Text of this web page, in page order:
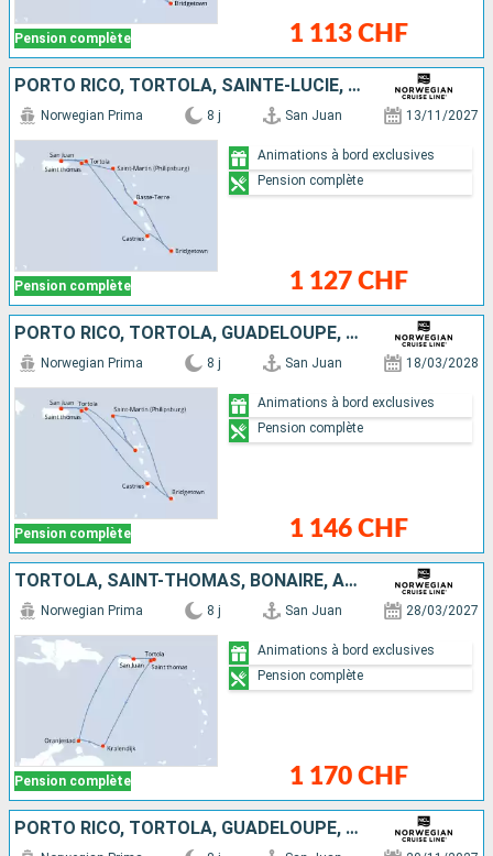
Pension complète 1 113 CHF
PORTO RICO, TORTOLA, SAINTE-LUCIE, BARBADE, GUADELOUPE, SAINT-MARTIN, SAINT-THOMAS
Pension complète
Norwegian Prima 8 j San Juan 13/11/2027
1 127 CHF
Animations à bord exclusives
Pension complète
PORTO RICO, TORTOLA, GUADELOUPE, SAINT-MARTIN, BARBADE, SAINTE-LUCIE, SAINT-THOMAS
Pension complète
Norwegian Prima 8 j San Juan 18/03/2028
1 146 CHF
Animations à bord exclusives
Pension complète
TORTOLA, SAINT-THOMAS, BONAIRE, ARUBA, PORTO RICO
Pension complète
Norwegian Prima 8 j San Juan 28/03/2027
1 170 CHF
Animations à bord exclusives
Pension complète
PORTO RICO, TORTOLA, GUADELOUPE, SAINTE-LUCIE, BARBADE, SAINT-MARTIN, SAINT-THOMAS